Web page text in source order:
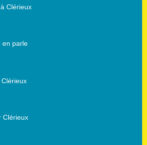
Clérieux
en parle
Clérieux